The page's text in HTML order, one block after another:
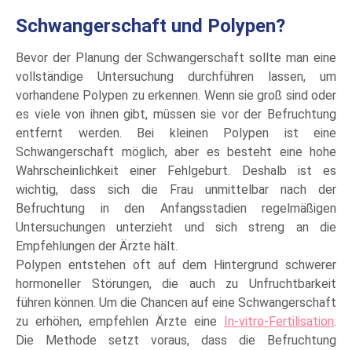
Schwangerschaft und Polypen?
Bevor der Planung der Schwangerschaft sollte man eine
vollständige Untersuchung durchführen lassen, um
vorhandene Polypen zu erkennen. Wenn sie groß sind oder
es viele von ihnen gibt, müssen sie vor der Befruchtung
entfernt werden. Bei kleinen Polypen ist eine
Schwangerschaft möglich, aber es besteht eine hohe
Wahrscheinlichkeit einer Fehlgeburt. Deshalb ist es
wichtig, dass sich die Frau unmittelbar nach der
Befruchtung in den Anfangsstadien regelmäßigen
Untersuchungen unterzieht und sich streng an die
Empfehlungen der Ärzte hält.
Polypen entstehen oft auf dem Hintergrund schwerer
hormoneller Störungen, die auch zu Unfruchtbarkeit
führen können. Um die Chancen auf eine Schwangerschaft
zu erhöhen, empfehlen Ärzte eine In-vitro-Fertilisation.
Die Methode setzt voraus, dass die Befruchtung